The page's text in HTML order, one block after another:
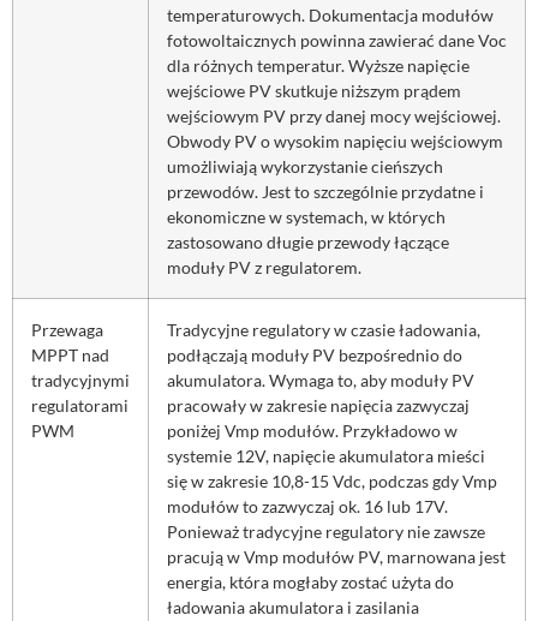
temperaturowych. Dokumentacja modułów
fotowoltaicznych powinna zawierać dane Voc
dla różnych temperatur. Wyższe napięcie
wejściowe PV skutkuje niższym prądem
wejściowym PV przy danej mocy wejściowej.
Obwody PV o wysokim napięciu wejściowym
umożliwiają wykorzystanie cieńszych
przewodów. Jest to szczególnie przydatne i
ekonomiczne w systemach, w których
zastosowano długie przewody łączące
moduły PV z regulatorem.
Przewaga
MPPT nad
tradycyjnymi
regulatorami
PWM
Tradycyjne regulatory w czasie ładowania,
podłączają moduły PV bezpośrednio do
akumulatora. Wymaga to, aby moduły PV
pracowały w zakresie napięcia zazwyczaj
poniżej Vmp modułów. Przykładowo w
systemie 12V, napięcie akumulatora mieści
się w zakresie 10,8-15 Vdc, podczas gdy Vmp
modułów to zazwyczaj ok. 16 lub 17V.
Ponieważ tradycyjne regulatory nie zawsze
pracują w Vmp modułów PV, marnowana jest
energia, która mogłaby zostać użyta do
ładowania akumulatora i zasilania